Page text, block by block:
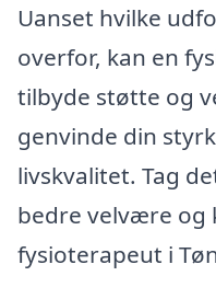
Uanset hvilke
overfor, kan en
tilbyde støtte og
genvinde din
livskvalitet. Tag
bedre velvære og
fysioterapeut i